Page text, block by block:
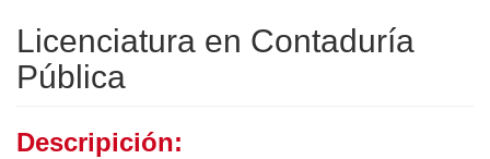
Licenciatura en Contaduría
Pública
Descripición: